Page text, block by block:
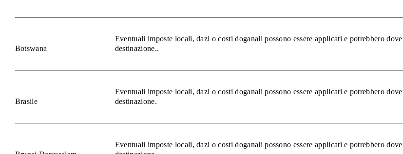
Botswana
Eventuali imposte locali, dazi o costi doganali possono essere applicati e potrebbero
destinazione..
Brasile
Eventuali imposte locali, dazi o costi doganali possono essere applicati e potrebbero
destinazione.
Eventuali imposte locali, dazi o costi doganali possono essere applicati e potrebbero